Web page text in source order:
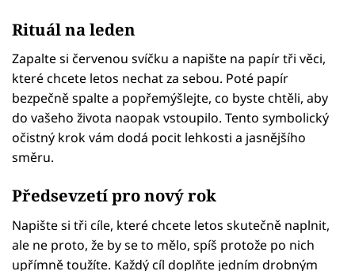
Rituál na leden
Zapalte si červenou svíčku a napište na papír tři věci,
které chcete letos nechat za sebou. Poté papír
bezpečně spalte a popřemýšlejte, co byste chtěli, aby
do vašeho života naopak vstoupilo. Tento symbolický
očistný krok vám dodá pocit lehkosti a jasnějšího
směru.
Předsevzetí pro nový rok
Napište si tři cíle, které chcete letos skutečně naplnit,
ale ne proto, že by se to mělo, spíš protože po nich
upřímně toužíte. Každý cíl doplňte jedním drobným